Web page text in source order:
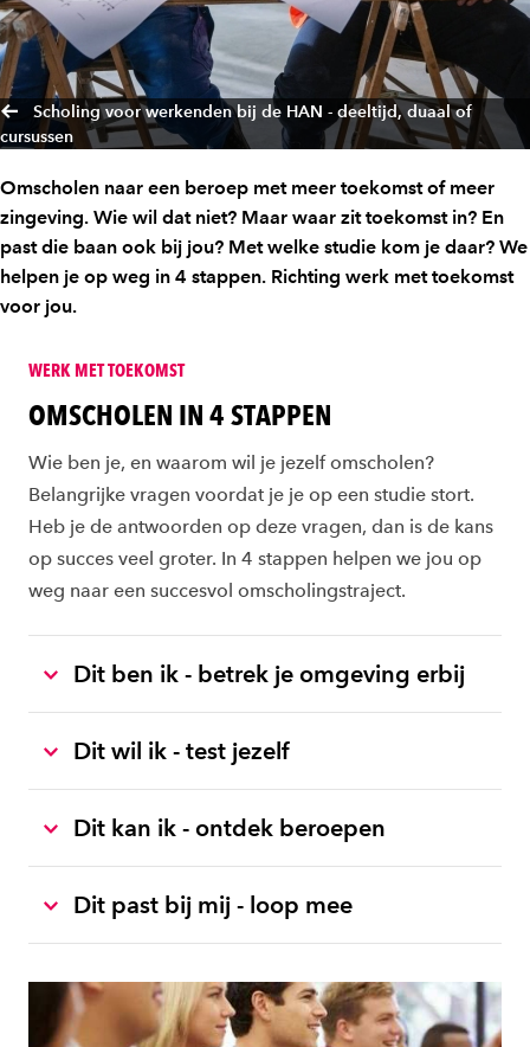
Scholing voor werkenden bij de HAN - deeltijd, duaal of
cursussen
Omscholen naar een beroep met meer toekomst of meer
zingeving. Wie wil dat niet? Maar waar zit toekomst in? En
past die baan ook bij jou? Met welke studie kom je daar? We
helpen je op weg in 4 stappen. Richting werk met toekomst
voor jou.
WERK MET TOEKOMST
OMSCHOLEN IN 4 STAPPEN
Wie ben je, en waarom wil je jezelf omscholen?
Belangrijke vragen voordat je je op een studie stort.
Heb je de antwoorden op deze vragen, dan is de kans
op succes veel groter. In 4 stappen helpen we jou op
weg naar een succesvol omscholingstraject.
Dit ben ik - betrek je omgeving erbij
Dit wil ik - test jezelf
Dit kan ik - ontdek beroepen
Dit past bij mij - loop mee